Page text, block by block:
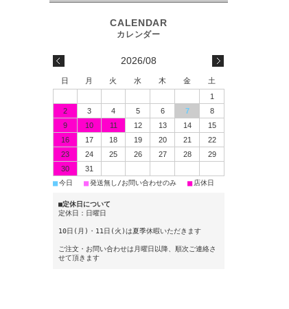
2026/08
日 月 火 水 木 金
土
1
2
3 4 5 6 7
8
9
10 11 12 13 14
15
16
17 18 19 20 21
22
23
24 25 26 27 28
29
30
31
■今日 ■発送無し/お問い合わせのみ ■ 店休日
■定休日について
定休日：日曜日
10日(月)・11日(火)は夏季休暇いただきます
ご注文・お問い合わせは月曜日以降、順次ご連絡さ
せて頂きます